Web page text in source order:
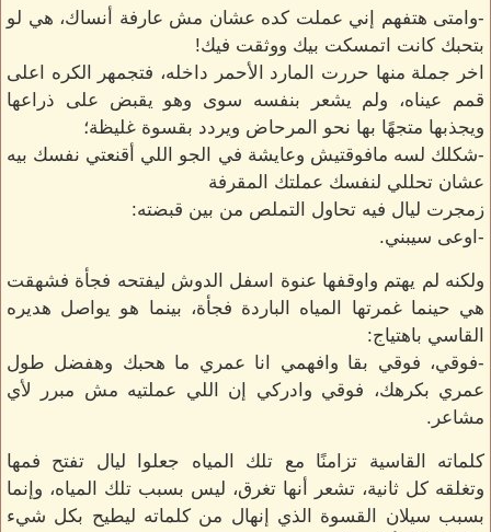
-وامتى هتفهم إني عملت كده عشان مش عارفة أنساك، هي لو
بتحبك كانت اتمسكت بيك ووثقت فيك!
اخر جملة منها حررت المارد الأحمر داخله، فتجمهر الكره اعلى
قمم عيناه، ولم يشعر بنفسه سوى وهو يقبض على ذراعها
ويجذبها متجهًا بها نحو المرحاض ويردد بقسوة غليظة؛
-شكلك لسه مافوقتيش وعايشة في الجو اللي أقنعتي نفسك بيه
عشان تحللي لنفسك عملتك المقرفة
زمجرت ليال فيه تحاول التملص من بين قبضته:
-اوعى سيبني.
ولكنه لم يهتم واوقفها عنوة اسفل الدوش ليفتحه فجأة فشهقت
هي حينما غمرتها المياه الباردة فجأة، بينما هو يواصل هديره
القاسي باهتياج:
-فوقي، فوقي بقا وافهمي انا عمري ما هحبك وهفضل طول
عمري بكرهك، فوقي وادركي إن اللي عملتيه مش مبرر لأي
مشاعر.
كلماته القاسية تزامنًا مع تلك المياه جعلوا ليال تفتح فمها
وتغلقه كل ثانية، تشعر أنها تغرق، ليس بسبب تلك المياه، وإنما
بسبب سيلان القسوة الذي إنهال من كلماته ليطيح بكل شيء